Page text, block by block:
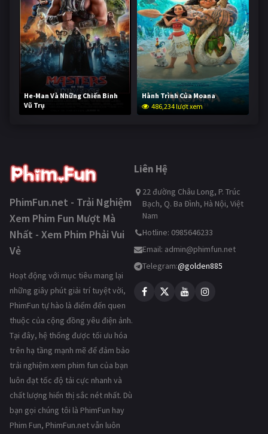
He-Man Và Những Chiến Binh
Vũ Trụ
234,298 lượt xem
Hành Trình Của Moana
486,234 lượt xem
PhimFun.net - Trải Nghiệm
Xem Phim Fun Mượt Mà
Nhất - Xem Phim Phải Vui
Vẻ
Hoạt động với mục tiêu mang lại
những giây phút giải trí tuyệt vời,
PhimFun tự hào là điểm đến quen
thuộc của cộng đồng yêu điện ảnh.
Tại đây, hệ thống được tối ưu hóa
trên hạ tầng mạnh mẽ để đảm bảo
trải nghiệm xem phim fun của bạn
luôn đạt tốc độ tải cực nhanh và
chất lượng hiển thị sắc nét nhất. Dù
bạn gọi chúng tôi là PhimFun hay
Phim Fun, PhimFun.net vẫn luôn
Liên Hệ
22 đường Châu Long, P. Trúc
Bạch, Q. Ba Đình, Hà Nội, Việt
Nam
Hotline: 0985646233
Email: admin@phimfun.net
Telegram:@golden885